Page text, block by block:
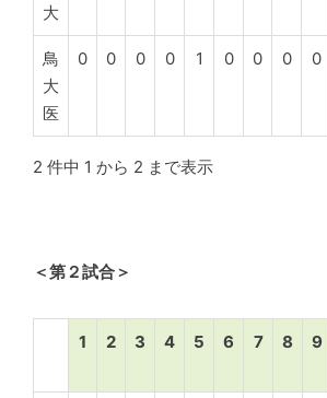
大
鳥
大
医
0 0 0 0 1 0 0 0 0
2 件中 1 から 2 まで表示
＜第２試合＞
1 2 3 4 5 6 7 8 9